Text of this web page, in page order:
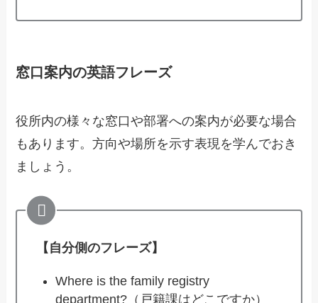
窓口案内の英語フレーズ
役所内の様々な窓口や部署への案内が必要な場合
もあります。方向や場所を示す表現を学んでおき
ましょう。
【自分側のフレーズ】
Where is the family registry
department?（戸籍課はどこですか）